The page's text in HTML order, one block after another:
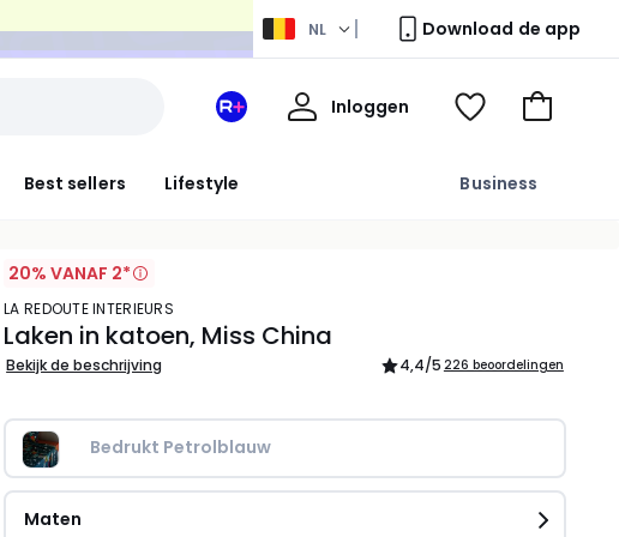
NL Download de app
Best sellers Lifestyle Business
Mijn
+
Inloggen
Mijn
Kijk
Naar
20% VANAF 2*
LA REDOUTE INTERIEURS
Laken in katoen, Miss China
Bekijk de beschrijving 4,4/5 226 beoordelingen
Bedrukt Petrolblauw
Maten